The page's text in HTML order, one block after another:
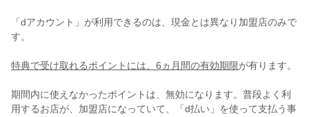
「dアカウント」が利用できるのは、現金とは異なり加盟店のみで
す。
特典で受け取れるポイントには、6ヵ月間の有効期限が有ります。
期間内に使えなかったポイントは、無効になります。普段よく利
用するお店が、加盟店になっていて、「d払い」を使って支払う事